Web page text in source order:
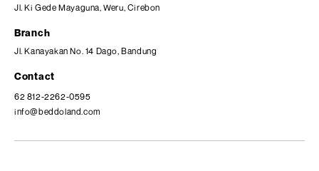
Jl. Ki Gede Mayaguna, Weru, Cirebon
Branch
Jl. Kanayakan No. 14 Dago, Bandung
Contact
62 812-2262-0595
info@beddoland.com